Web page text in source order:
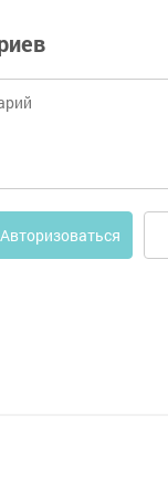
Авторизоваться